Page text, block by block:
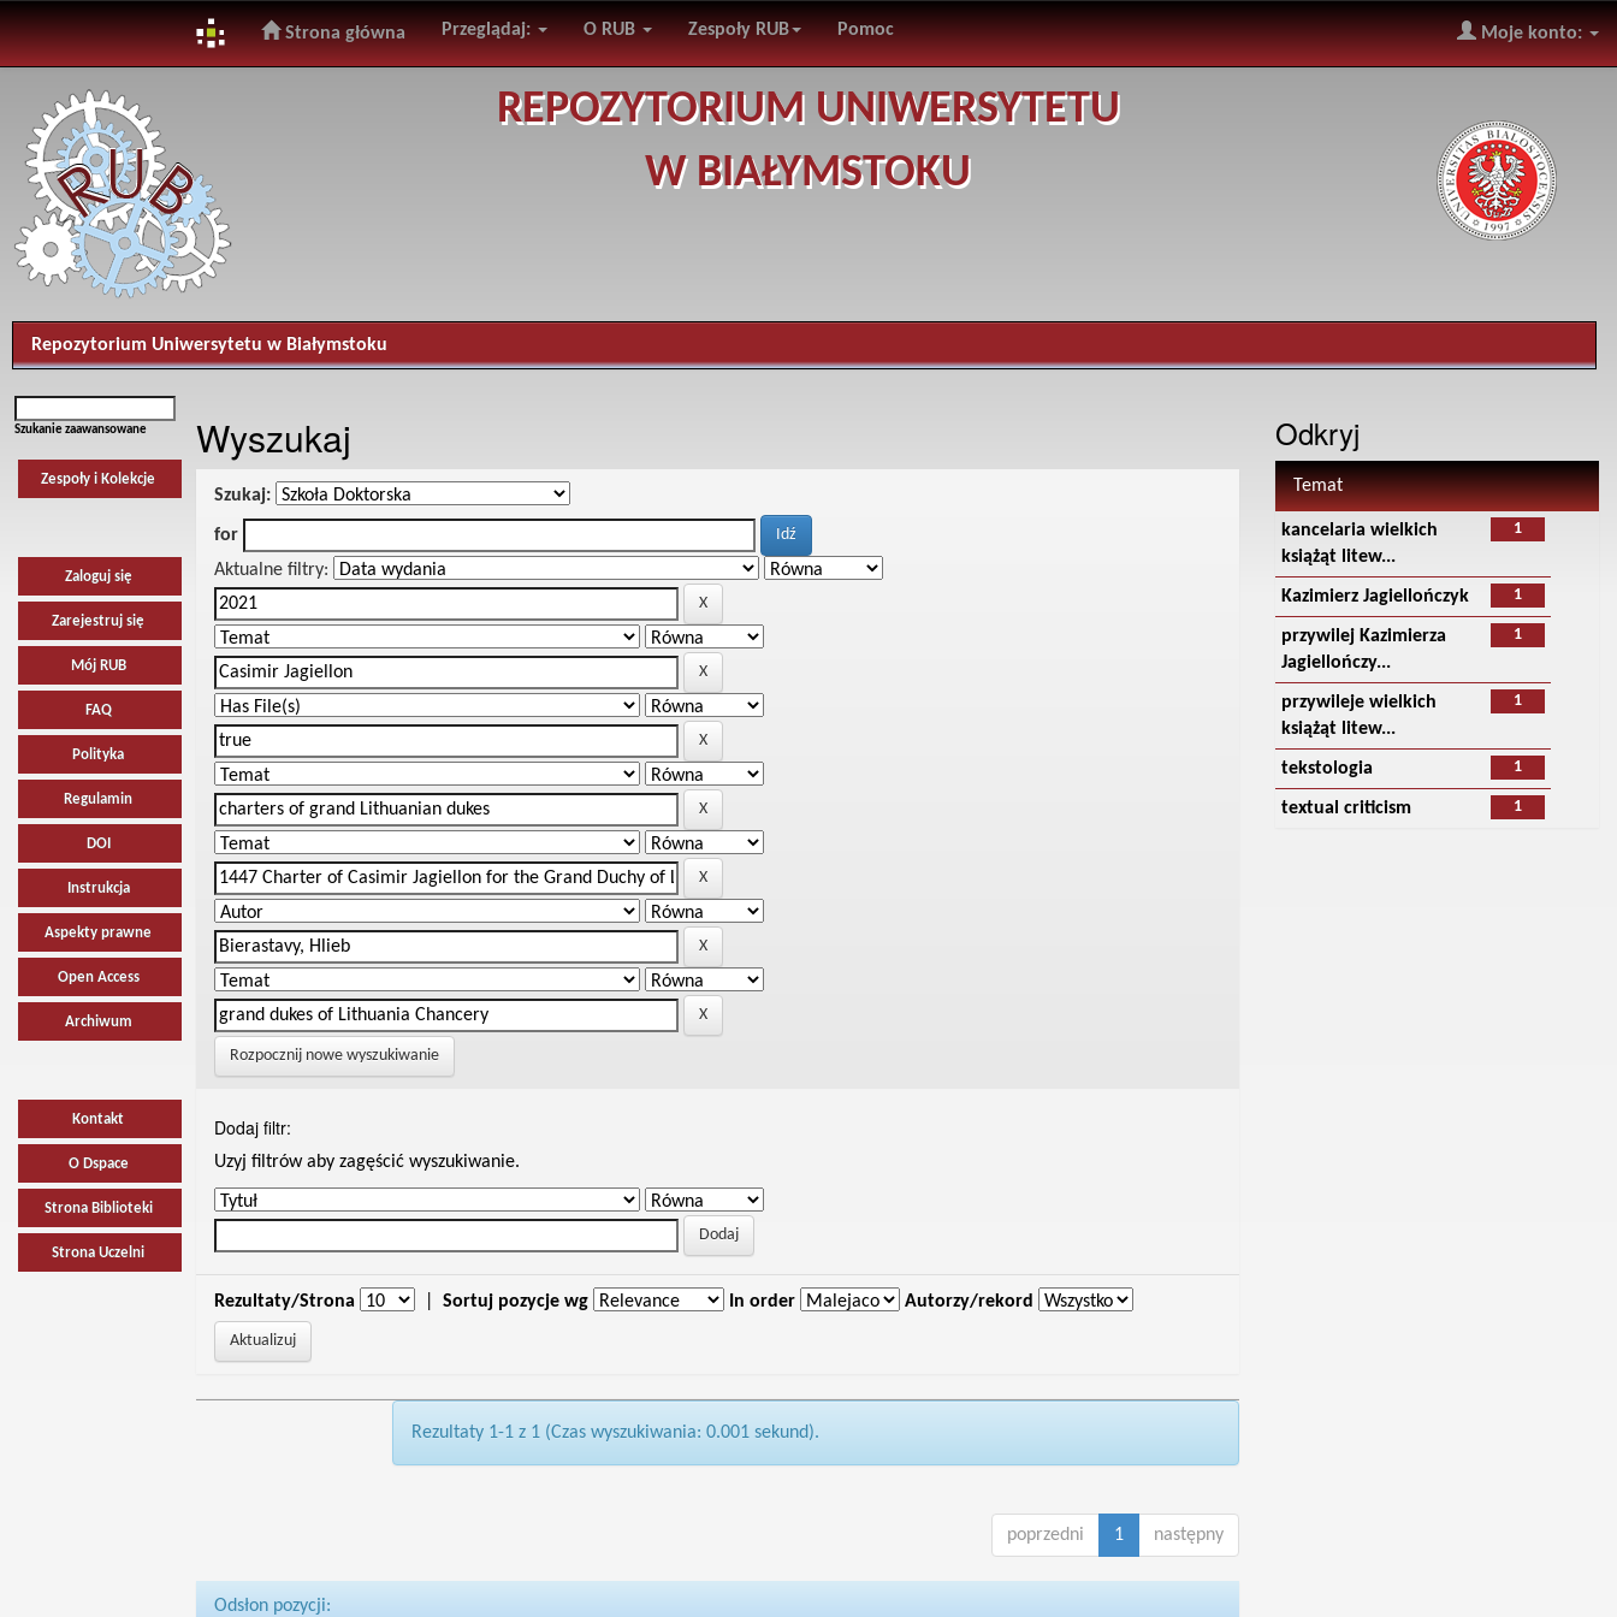
navigation
Strona główna Przeglądaj: O RUB Zespoły RUB Pomoc Moje konto:
REPOZYTORIUM UNIWERSYTETU
W BIAŁYMSTOKU
Repozytorium Uniwersytetu w Białymstoku
Szukanie zaawansowane
Zespoły i Kolekcje
Zaloguj się
Zarejestruj się
Mój RUB
FAQ
Polityka
Regulamin
DOI
Instrukcja
Aspekty prawne
Open Access
Archiwum
Kontakt
O Dspace
Strona Biblioteki
Strona Uczelni
Wyszukaj
Szukaj:
for
Aktualne filtry:
Rozpocznij nowe wyszukiwanie
Dodaj filtr:
Uzyj filtrów aby zagęścić wyszukiwanie.
Rezultaty/Strona Sortuj pozycje wg In order Autorzy/rekord
Rezultaty 1-1 z 1 (Czas wyszukiwania: 0.001 sekund).
poprzedni 1 następny
Odsłon pozycji:
Odkryj
Temat
1
kancelaria wielkich
książąt litew...
1
Kazimierz Jagiellończyk
1
przywilej Kazimierza
Jagiellończy...
1
przywileje wielkich
książąt litew...
1
tekstologia
1
textual criticism